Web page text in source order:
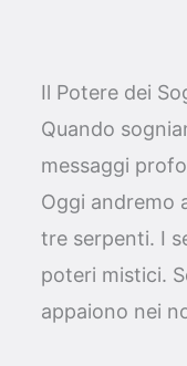
Il Potere dei
Quando
messaggi
Oggi andremo
tre serpenti. I
poteri mistici.
appaiono nei